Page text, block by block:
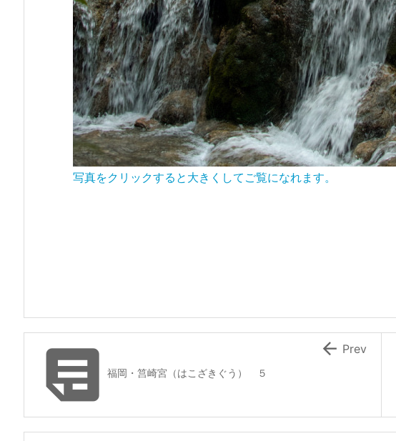
写真をクリックすると大きくしてご覧になれます。
福岡・筥崎宮（はこざきぐう） ５
 Prev